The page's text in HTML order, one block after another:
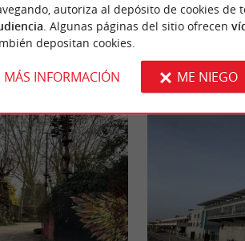
DESCUBRIR
Alojamiento Salir a comer
autoriza al depósito de cookies de
. Algunas páginas del sitio ofrecen
depositan cookies.
MÁS INFORMACIÓN ME NIEGO